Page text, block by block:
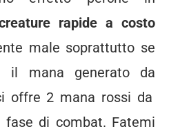
rapide a costo
male soprattutto se
il mana generato da
offre 2 mana rossi da
fase di combat. Fatemi